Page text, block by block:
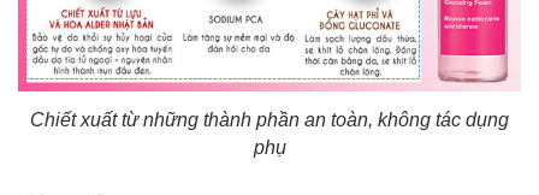
Chiết xuất từ những thành phần an toàn, không tác dụng
phụ